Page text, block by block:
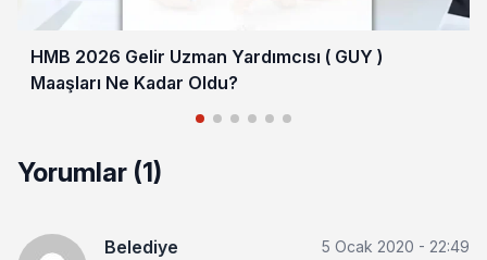
HMB 2026 Gelir Uzman Yardımcısı ( GUY )
Maaşları Ne Kadar Oldu?
Yorumlar (1)
Belediye 5 Ocak 2020 - 22:49